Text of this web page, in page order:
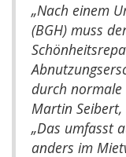
„Nach einem
(BGH) muss
durch normale
Martin
„Das umfasst
anders im